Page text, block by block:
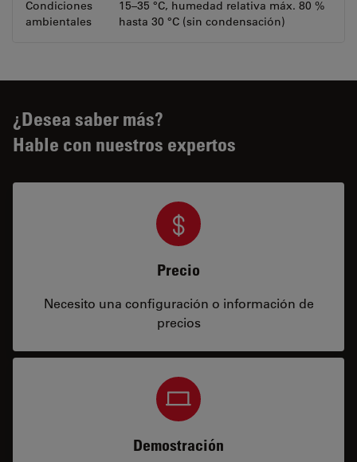
Condiciones
ambientales
15–35 °C, humedad relativa máx. 80 %
hasta 30 °C (sin condensación)
¿Desea saber más?
Hable con nuestros expertos
Precio
Necesito una configuración o información de
precios
Demostración